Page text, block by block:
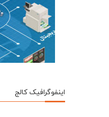
اینفوگرافیک کالج